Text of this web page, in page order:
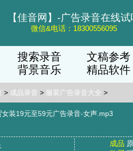
【佳音网】-广告录音在线试
微信&电话：18300556095
搜索录音 文稿参考
背景音乐 精品软件
> 成品录音 > 服装广告录音大全 >
装19元至59元广告录音-女声.mp3
成品